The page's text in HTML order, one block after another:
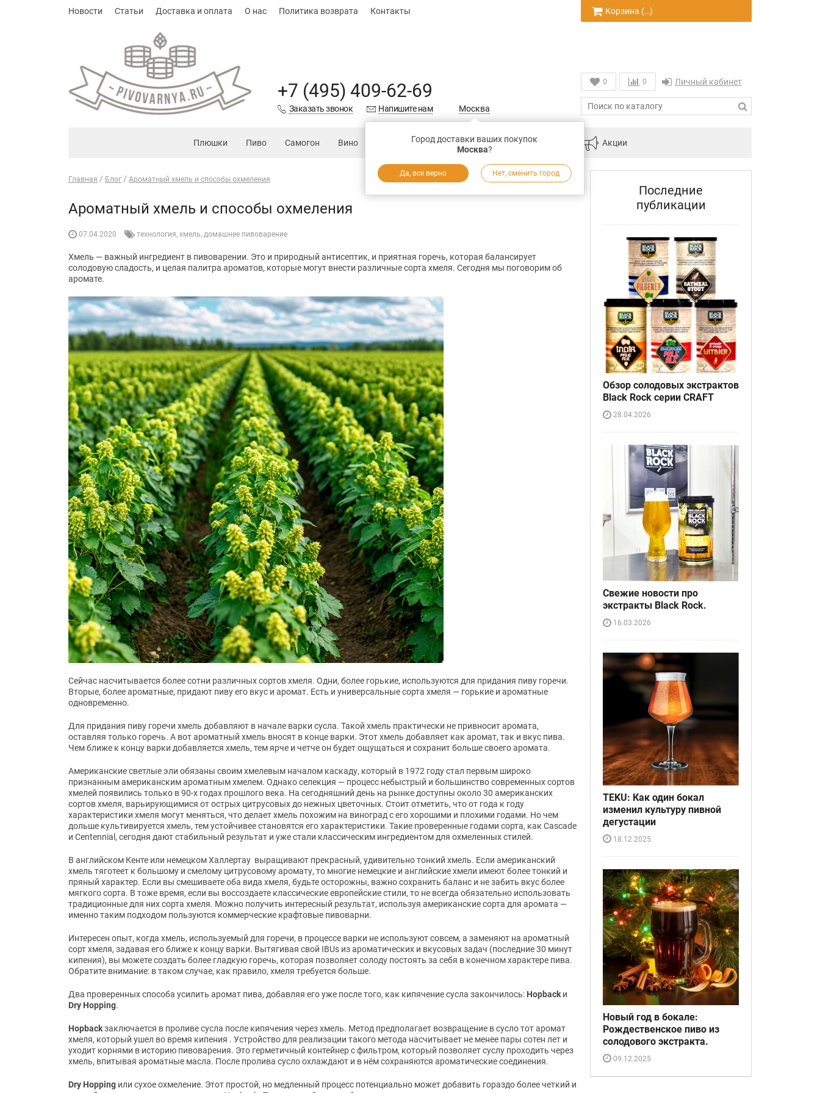
Новости Статьи Доставка и оплата О нас Политика возврата Контакты Корзина (…)
+7 (495) 409-62-69
Заказать звонок Напишите нам Москва
Город доставки ваших покупок
Москва?
Да, все верно Нет, сменить город
0 0 Личный кабинет
Плюшки Пиво Самогон Вино Подарки Запчасти Магазинам Акции
Главная Блог Ароматный хмель и способы охмеления
Ароматный хмель и способы охмеления
07.04.2020 технология, хмель, домашнее пивоварение
Хмель — важный ингредиент в пивоварении. Это и природный антисептик, и приятная горечь, которая балансирует
солодовую сладость, и целая палитра ароматов, которые могут внести различные сорта хмеля. Сегодня мы поговорим об
аромате.
Сейчас насчитывается более сотни различных сортов хмеля. Одни, более горькие, используются для придания пиву горечи.
Вторые, более ароматные, придают пиву его вкус и аромат. Есть и универсальные сорта хмеля — горькие и ароматные
одновременно.
Для придания пиву горечи хмель добавляют в начале варки сусла. Такой хмель практически не привносит аромата,
оставляя только горечь. А вот ароматный хмель вносят в конце варки. Этот хмель добавляет как аромат, так и вкус пива.
Чем ближе к концу варки добавляется хмель, тем ярче и четче он будет ощущаться и сохранит больше своего аромата.
Американские светлые эли обязаны своим хмелевым началом каскаду, который в 1972 году стал первым широко
признанным американским ароматным хмелем. Однако селекция — процесс небыстрый и большинство современных сортов
хмелей появились только в 90-х годах прошлого века. На сегодняшний день на рынке доступны около 30 американских
сортов хмеля, варьирующимися от острых цитрусовых до нежных цветочных. Стоит отметить, что от года к году
характеристики хмеля могут меняться, что делает хмель похожим на виноград с его хорошими и плохими годами. Но чем
дольше культивируется хмель, тем устойчивее становятся его характеристики. Такие проверенные годами сорта, как Cascade
и Centennial, сегодня дают стабильный результат и уже стали классическим ингредиентом для охмеленных стилей.
В английском Кенте или немецком Халлертау выращивают прекрасный, удивительно тонкий хмель. Если американский
хмель тяготеет к большому и смелому цитрусовому аромату, то многие немецкие и английские хмели имеют более тонкий и
пряный характер. Если вы смешиваете оба вида хмеля, будьте осторожны, важно сохранить баланс и не забить вкус более
мягкого сорта. В тоже время, если вы воссоздаете классические европейские стили, то не всегда обязательно использовать
традиционные для них сорта хмеля. Можно получить интересный результат, используя американские сорта для аромата —
именно таким подходом пользуются коммерческие крафтовые пивоварни.
Интересен опыт, когда хмель, используемый для горечи, в процессе варки не используют совсем, а заменяют на ароматный
сорт хмеля, задавая его ближе к концу варки. Вытягивая свой IBUs из ароматических и вкусовых задач (последние 30 минут
кипения), вы можете создать более гладкую горечь, которая позволяет солоду постоять за себя в конечном характере пива.
Обратите внимание: в таком случае, как правило, хмеля требуется больше.
Два проверенных способа усилить аромат пива, добавляя его уже после того, как кипячение сусла закончилось: Hopback и
Dry Hopping.
Hopbackзаключается в проливе сусла после кипячения через хмель. Метод предполагает возвращение в сусло тот аромат
хмеля, который ушел во время кипения . Устройство для реализации такого метода насчитывает не менее пары сотен лет и
уходит корнями в историю пивоварения. Это герметичный контейнер с фильтром, который позволяет суслу проходить через
хмель, впитывая ароматные масла. После пролива сусло охлаждают и в нём сохраняются ароматические соединения.
Dry Hopping или сухое охмеление. Этот простой, но медленный процесс потенциально может добавить гораздо более четкий и
Последние
публикации
Обзор солодовых экстрактов
Black Rock серии CRAFT
28.04.2026
Свежие новости про
экстракты Black Rock.
16.03.2026
TEKU: Как один бокал
изменил культуру пивной
дегустации
18.12.2025
Новый год в бокале:
Рождественское пиво из
солодового экстракта.
09.12.2025